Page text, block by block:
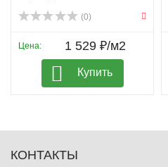
(0)
Цена: 1 529 ₽/м2
Купить
КОНТАКТЫ